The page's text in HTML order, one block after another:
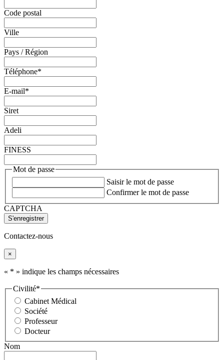
Code postal
Ville
Pays / Région
Téléphone*
E-mail*
Siret
Adeli
FINESS
Mot de passe
Saisir le mot de passe
Confirmer le mot de passe
CAPTCHA
Contactez-nous
×
« * » indique les champs nécessaires
Civilité*
Cabinet Médical
Société
Professeur
Docteur
Nom